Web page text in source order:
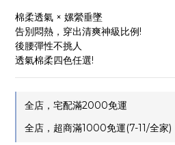
棉柔透氣 × 嫘縈垂墜
告別悶熱，穿出清爽神級比例!
後腰彈性不挑人
透氣棉柔四色任選!
全店，宅配滿2000免運
全店，超商滿1000免運(7-11/全家)